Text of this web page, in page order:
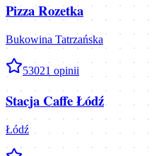
Pizza Rozetka
Bukowina Tatrzańska
53021 opinii
Stacja Caffe Łódź
Łódź